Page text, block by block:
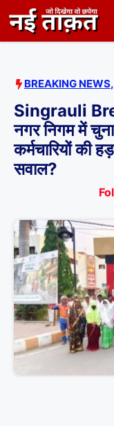
to
content
BREAKING NEWS
Singrauli
नगर निगम में
कर्मचारियों की
सवाल?